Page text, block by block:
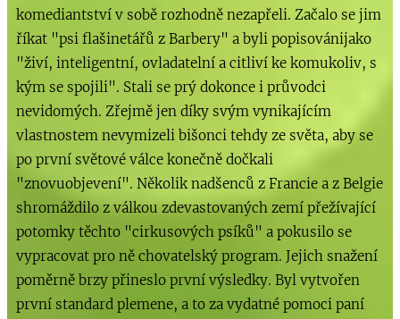
komediantství v sobě rozhodně nezapřeli. Začalo se jim
říkat "psi flašinetářů z Barbery" a byli popisovánijako
"živí, inteligentní, ovladatelní a citliví ke komukoliv, s
kým se spojili". Stali se prý dokonce i průvodci
nevidomých. Zřejmě jen díky svým vynikajícím
vlastnostem nevymizeli bišonci tehdy ze světa, aby se
po první světové válce konečně dočkali
"znovuobjevení". Několik nadšenců z Francie a z Belgie
shromáždilo z válkou zdevastovaných zemí přežívající
potomky těchto "cirkusových psíků" a pokusilo se
vypracovat pro ně chovatelský program. Jejich snažení
poměrně brzy přineslo první výsledky. Byl vytvořen
první standard plemene, a to za vydatné pomoci paní